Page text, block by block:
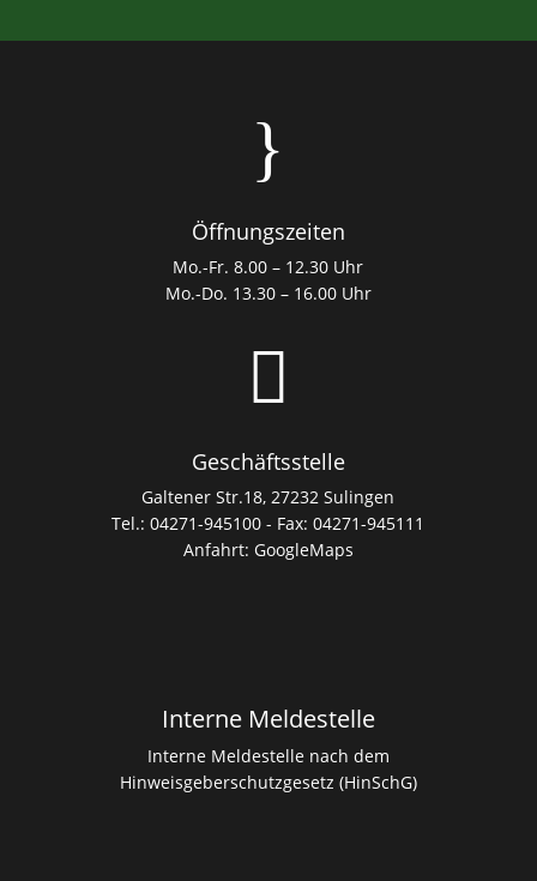
}
Öffnungszeiten
Mo.-Fr. 8.00 – 12.30 Uhr
Mo.-Do. 13.30 – 16.00 Uhr

Geschäftsstelle
Galtener Str.18, 27232 Sulingen
Tel.: 04271-945100 - Fax: 04271-945111
Anfahrt: GoogleMaps
Interne Meldestelle
Interne Meldestelle nach dem
Hinweisgeberschutzgesetz (HinSchG)